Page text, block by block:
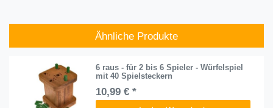
Ähnliche Produkte
6 raus - für 2 bis 6 Spieler - Würfelspiel
mit 40 Spielsteckern
10,99 € *